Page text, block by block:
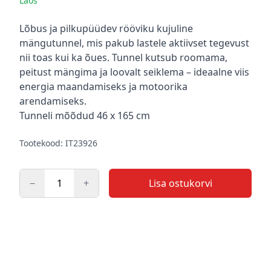
Kirjeldus
Lõbus ja pilkupüüdev rööviku kujuline
mängutunnel, mis pakub lastele aktiivset tegevust
nii toas kui ka õues. Tunnel kutsub roomama,
peitust mängima ja loovalt seiklema – ideaalne viis
energia maandamiseks ja motoorika
arendamiseks.
Tunneli mõõdud 46 x 165 cm
Tootekood: IT23926
− + Lisa ostukorvi